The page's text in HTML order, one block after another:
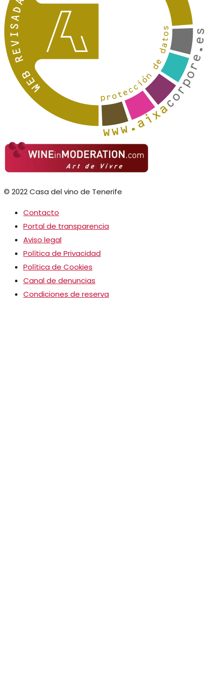
© 2022 Casa del vino de Tenerife
Contacto
Portal de transparencia
Aviso legal
Política de Privacidad
Política de Cookies
Canal de denuncias
Condiciones de reserva